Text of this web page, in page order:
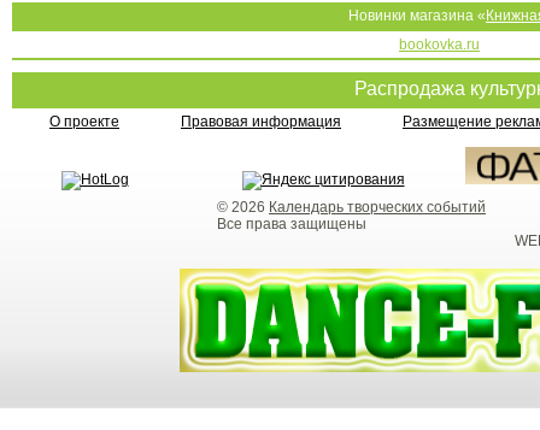
Новинки магазина «
bookovka.ru
Распродажа
О проекте Правовая информация Размещение
© 2026 Календарь творческих событий
Все права защищены